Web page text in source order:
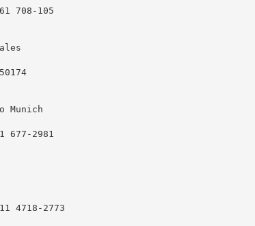
708-105
Munich
677-2981
4718-2773